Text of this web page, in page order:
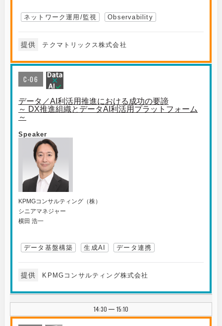
ネットワーク運用/監視 Observability
提供 テクマトリックス株式会社
C-06
データ／AI利活用推進における成功の要諦
～ DX推進組織とデータAI利活用プラットフォーム
～
Speaker
KPMGコンサルティング（株）
シニアマネジャー
横田 浩一
データ基盤構築 生成AI データ連携
提供 KPMGコンサルティング株式会社
14:30 | 15:10